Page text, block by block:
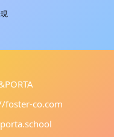
foster-co.com